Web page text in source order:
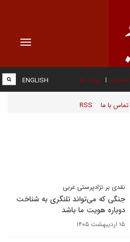
Toggle
عضویت پیوند ها
تماس با ما RSS
ENGLISH
نقدی بر نژادپرستی غربی
جنگی که می‌تواند تلنگری به شناخت
دوباره هویت ما باشد
۱۵ اردیبهشت ۱۴۰۵